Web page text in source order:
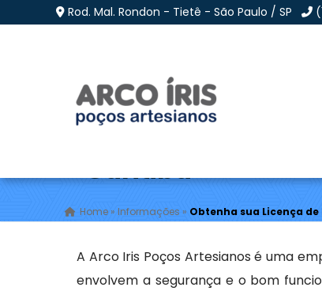
Rod. Mal. Rondon - Tietê - São Paulo / SP
Obtenha sua
- Curitiba
Home »Informações » Obtenha sua Licença
A Arco Iris Poços Artesianos é uma
envolvem a segurança e o bom